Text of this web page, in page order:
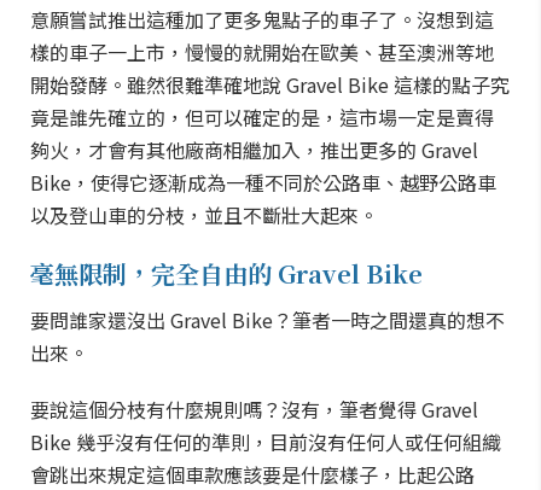
意願嘗試推出這種加了更多鬼點子的車子了。沒想到這
樣的車子一上市，慢慢的就開始在歐美、甚至澳洲等地
開始發酵。雖然很難準確地說 Gravel Bike 這樣的點子究
竟是誰先確立的，但可以確定的是，這市場一定是賣得
夠火，才會有其他廠商相繼加入，推出更多的 Gravel
Bike，使得它逐漸成為一種不同於公路車、越野公路車
以及登山車的分枝，並且不斷壯大起來。
毫無限制，完全自由的 Gravel Bike
要問誰家還沒出 Gravel Bike？筆者一時之間還真的想不
出來。
要說這個分枝有什麼規則嗎？沒有，筆者覺得 Gravel
Bike 幾乎沒有任何的準則，目前沒有任何人或任何組織
會跳出來規定這個車款應該要是什麼樣子，比起公路